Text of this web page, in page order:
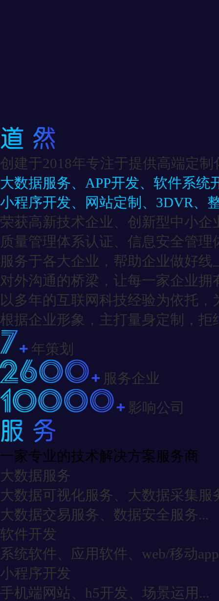
创建于2018年专注于提供高端定制
大数据服务、APP开发、软件系统
小程序开发、网站定制、3DVR、
荣获高新技术企业、创新型中小
质量管理体系认证、信息安全管
服务于各大企业，帮助企业做好线
对外沟通的桥梁，让每一家企业拥
以多年的互联网科技经验为依托
根据企业形象，主打量身定制，
年策划
服务企业
影响公司
一家专业的技术解决方案服务商
大数据服务
大数据可视化服务、大数据采集服
大数据交易服务、数据安全服务...
软件开发
系统软件、应用软件、web/移动
小程序开发
手机端网站、h5开发、场景运用...